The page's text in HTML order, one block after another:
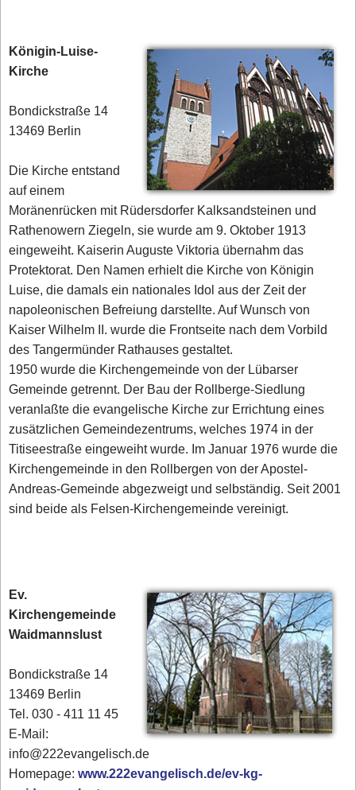
Königin-Luise-
Kirche
Bondickstraße 14
13469 Berlin
Die Kirche entstand
auf einem
Moränenrücken mit Rüdersdorfer Kalksandsteinen und
Rathenowern Ziegeln, sie wurde am 9. Oktober 1913
eingeweiht. Kaiserin Auguste Viktoria übernahm das
Protektorat. Den Namen erhielt die Kirche von Königin
Luise, die damals ein nationales Idol aus der Zeit der
napoleonischen Befreiung darstellte. Auf Wunsch von
Kaiser Wilhelm II. wurde die Frontseite nach dem Vorbild
des Tangermünder Rathauses gestaltet.
1950 wurde die Kirchengemeinde von der Lübarser
Gemeinde getrennt. Der Bau der Rollberge-Siedlung
veranlaßte die evangelische Kirche zur Errichtung eines
zusätzlichen Gemeindezentrums, welches 1974 in der
Titiseestraße eingeweiht wurde. Im Januar 1976 wurde die
Kirchengemeinde in den Rollbergen von der Apostel-
Andreas-Gemeinde abgezweigt und selbständig. Seit 2001
sind beide als Felsen-Kirchengemeinde vereinigt.
Ev.
Kirchengemeinde
Waidmannslust
Bondickstraße 14
13469 Berlin
Tel. 030 - 411 11 45
E-Mail:
info@222evangelisch.de
Homepage:www.222evangelisch.de/ev-kg-